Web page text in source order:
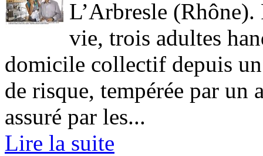
L’Arbresle
vie, trois adultes
domicile collectif depuis
de risque, tempérée par un
assuré par les...
Lire la suite